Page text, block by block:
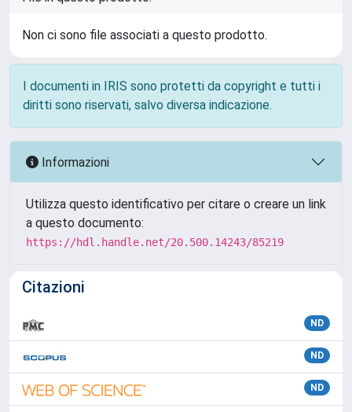
Non ci sono file associati a questo prodotto.
I documenti in IRIS sono protetti da copyright e tutti i
diritti sono riservati, salvo diversa indicazione.
Informazioni
Utilizza questo identificativo per citare o creare un link
a questo documento:
https://hdl.handle.net/20.500.14243/85219
Citazioni
ND
ND
ND